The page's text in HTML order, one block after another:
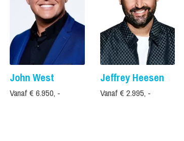
John West
Vanaf € 6.950, -
Jeffrey Heesen
Vanaf € 2.995, -